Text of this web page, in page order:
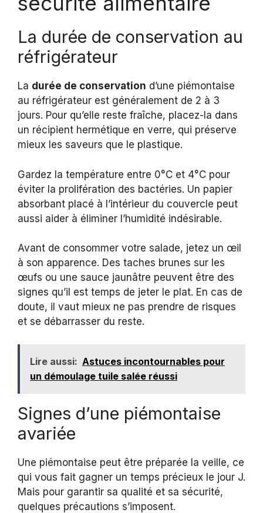
La durée de conservation au
réfrigérateur
La durée de conservation d’une piémontaise
au réfrigérateur est généralement de 2 à 3
jours. Pour qu’elle reste fraîche, placez-la dans
un récipient hermétique en verre, qui préserve
mieux les saveurs que le plastique.
Gardez la température entre 0°C et 4°C pour
éviter la prolifération des bactéries. Un papier
absorbant placé à l’intérieur du couvercle peut
aussi aider à éliminer l’humidité indésirable.
Avant de consommer votre salade, jetez un œil
à son apparence. Des taches brunes sur les
œufs ou une sauce jaunâtre peuvent être des
signes qu’il est temps de jeter le plat. En cas de
doute, il vaut mieux ne pas prendre de risques
et se débarrasser du reste.
Lire aussi: Astuces incontournables pour
un démoulage tuile salée réussi
Signes d’une piémontaise
avariée
Une piémontaise peut être préparée la veille, ce
qui vous fait gagner un temps précieux le jour J.
Mais pour garantir sa qualité et sa sécurité,
quelques précautions s’imposent.